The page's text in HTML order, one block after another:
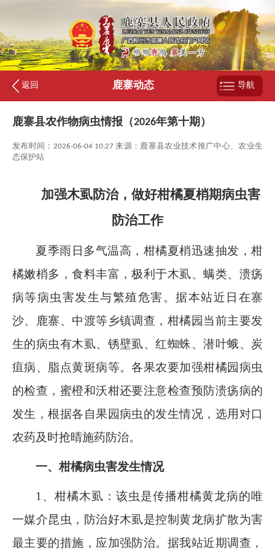
返回 鹿寨动态 导航
鹿寨县农作物病虫情报（2026年第十期）
发布时间：2026-06-04 10:27 来源：鹿寨县农业技术推广中心、农业生
态保护站
加强木虱防治，做好柑橘夏梢期病虫害
防治工作
夏季雨日多气温高，柑橘夏梢迅速抽发，柑
橘嫩梢多，食料丰富，极利于木虱、螨类、溃疡
病等病虫害发生与繁殖危害。据本站近日在寨
沙、鹿寨、中渡等乡镇调查，柑橘园当前主要发
生的病虫有木虱、锈壁虱、红蜘蛛、潜叶蛾、炭
疽病、脂点黄斑病等。各果农要加强柑橘园病虫
的检查，蜜橙和沃柑还要注意检查预防溃疡病的
发生，根据各自果园病虫的发生情况，选用对口
农药及时抢晴施药防治。
一、柑橘病虫害发生情况
1、柑橘木虱：该虫是传播柑橘黄龙病的唯
一媒介昆虫，防治好木虱是控制黄龙病扩散为害
最主要的措施，应加强防治。据我站近期调查，